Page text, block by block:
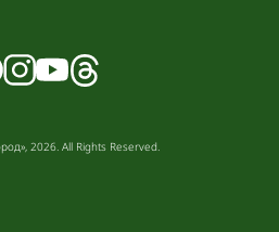
2026. All Rights Reserved.